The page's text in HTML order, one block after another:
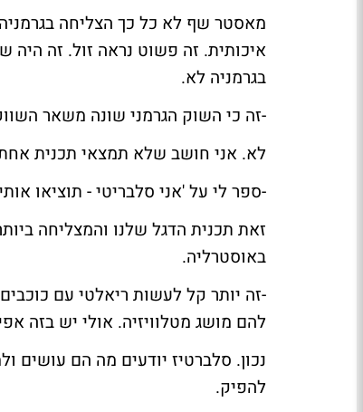
מאסטר שף לא כל כך הצליחה
איכותית. זה פשוט נראה זול. זה
בגרמניה לא.
-זה כי השוק הגרמני שונה משאר
לא. אני חושב שלא תמצאי תכנית
-ספר לי על 'אני סלבריטי - תוציאו
זאת תכנית הדגל שלנו והמצליחה
באוסטרליה.
-זה יותר קל לעשות ריאלטי עם
להם מושג מטלוויזיה. אולי יש בזה
נכון. סלברטיז יודעים מה הם עושים
להפיק.